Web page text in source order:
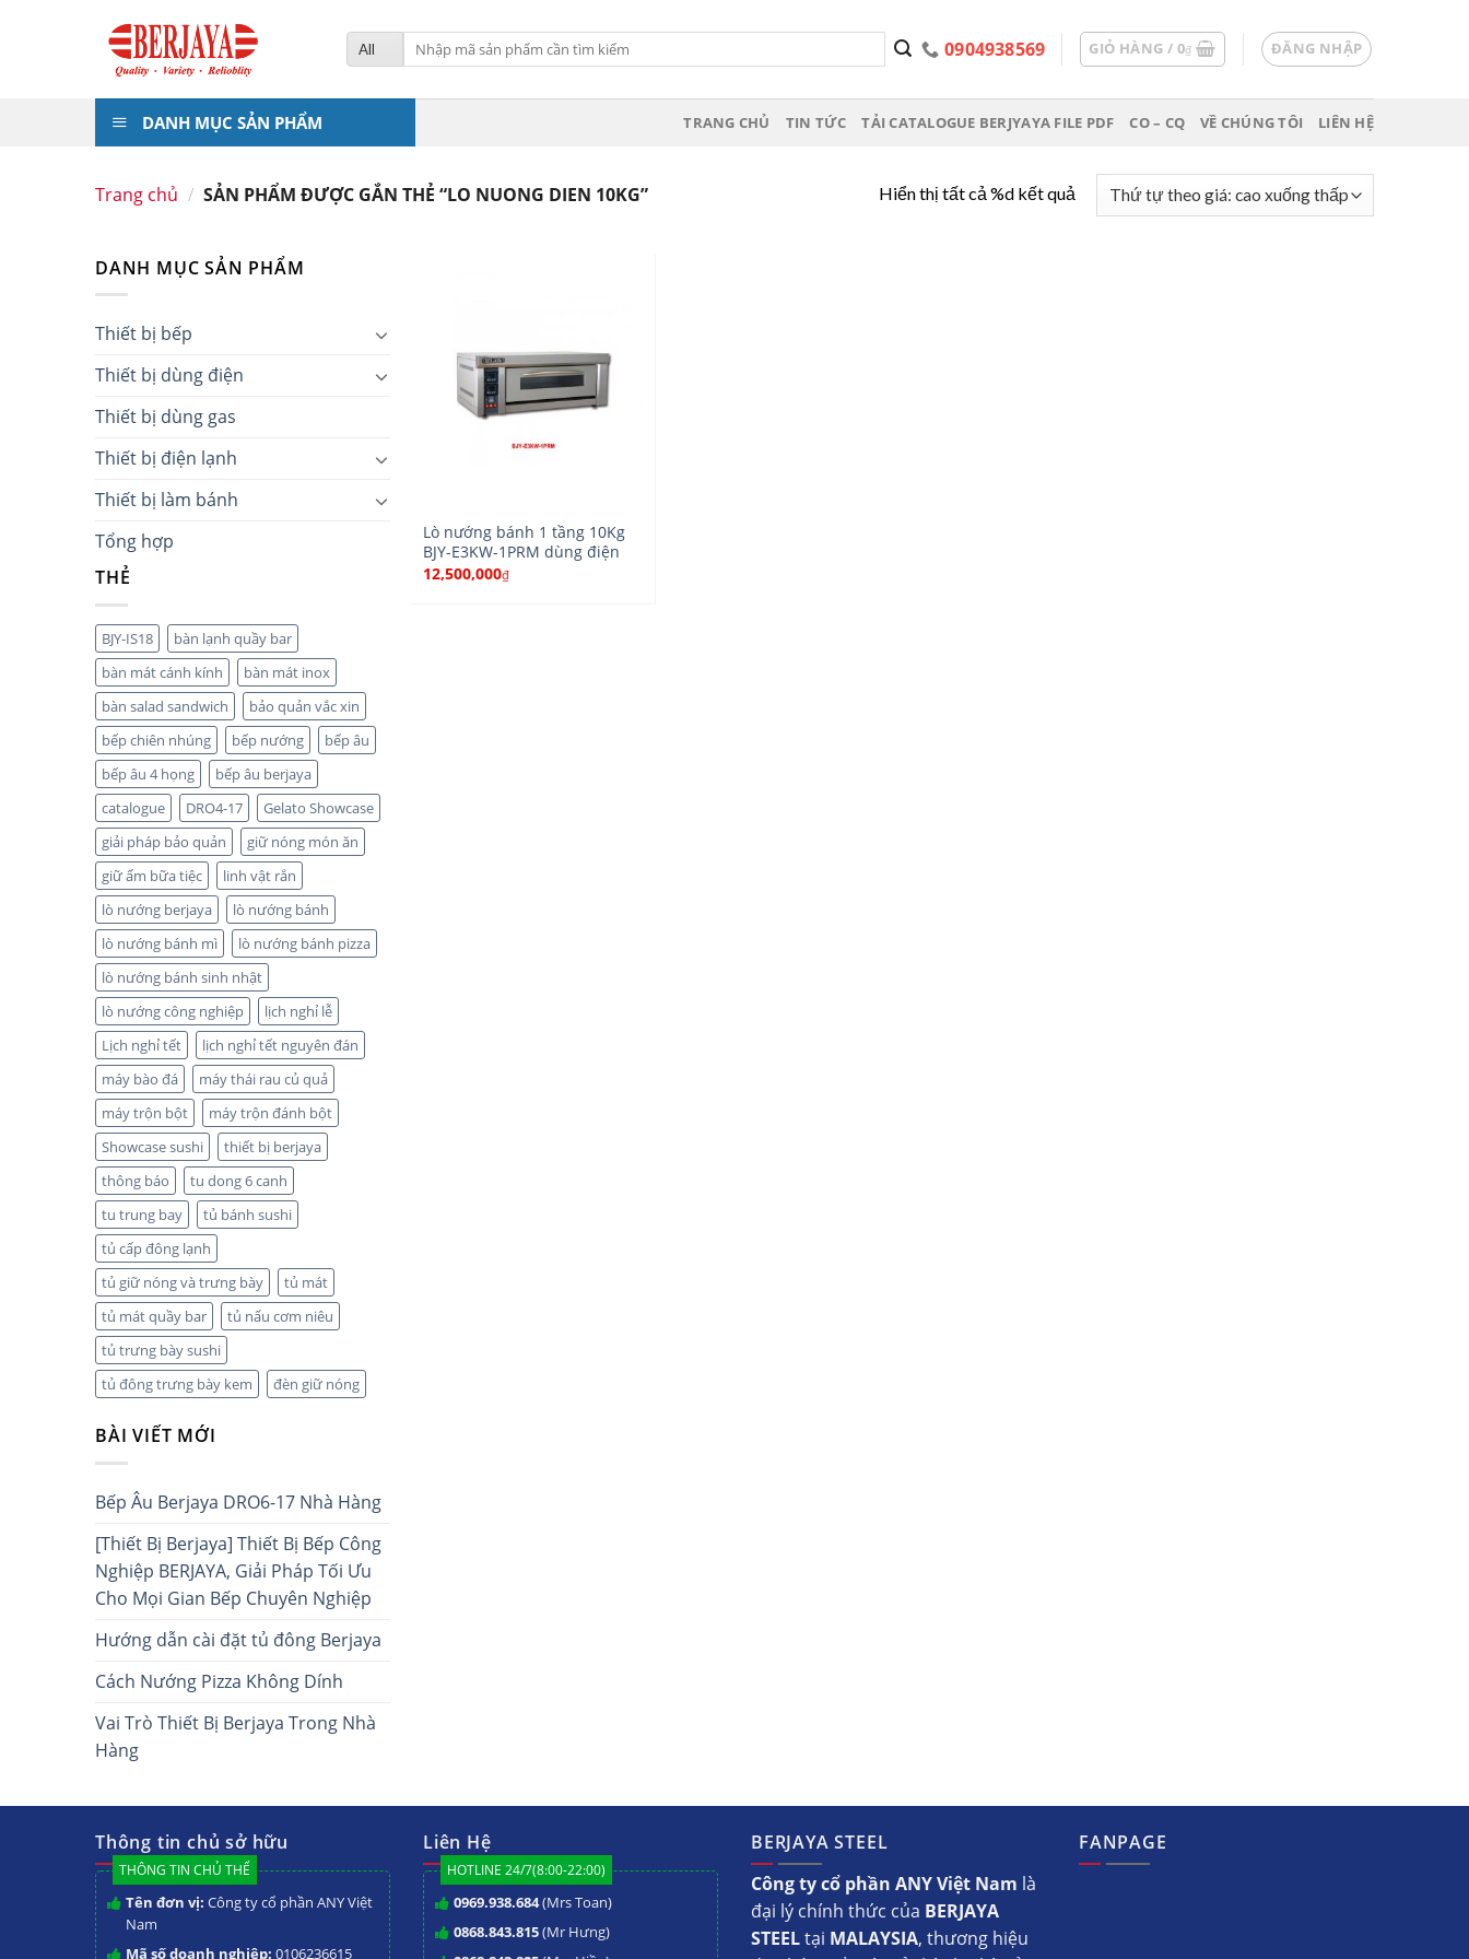
Tìm
kiếm:
0904938569 GIỎ HÀNG / 0₫ ĐĂNG NHẬP
DANH MỤC SẢN PHẨM TRANG CHỦ TIN TỨC TẢI CATALOGUE BERJYAYA FILE PDF CO – CQ VỀ CHÚNG TÔI LIÊN HỆ
Trang chủ / SẢN PHẨM ĐƯỢC GẮN THẺ “LO NUONG DIEN 10KG” Hiển thị tất cả %d kết quả
DANH MỤC SẢN PHẨM
Thiết bị bếp
Thiết bị dùng điện
Thiết bị dùng gas
Thiết bị điện lạnh
Thiết bị làm bánh
Tổng hợp
THẺ
BJY-IS18
bàn lạnh quầy bar
bàn mát cánh kính
bàn mát inox
bàn salad sandwich
bảo quản vắc xin
bếp chiên nhúng
bếp nướng
bếp âu
bếp âu 4 họng
bếp âu berjaya
catalogue
DRO4-17
Gelato Showcase
giải pháp bảo quản
giữ nóng món ăn
giữ ấm bữa tiệc
linh vật rắn
lò nướng berjaya
lò nướng bánh
lò nướng bánh mì
lò nướng bánh pizza
lò nướng bánh sinh nhật
lò nướng công nghiệp
lịch nghỉ lễ
Lịch nghỉ tết
lịch nghỉ tết nguyên đán
máy bào đá
máy thái rau củ quả
máy trộn bột
máy trộn đánh bột
Showcase sushi
thiết bị berjaya
thông báo
tu dong 6 canh
tu trung bay
tủ bánh sushi
tủ cấp đông lạnh
tủ giữ nóng và trưng bày
tủ mát
tủ mát quầy bar
tủ nấu cơm niêu
tủ trưng bày sushi
tủ đông trưng bày kem
đèn giữ nóng
BÀI VIẾT MỚI
Bếp Âu Berjaya DRO6-17 Nhà Hàng
[Thiết Bị Berjaya] Thiết Bị Bếp Công
Nghiệp BERJAYA, Giải Pháp Tối Ưu
Cho Mọi Gian Bếp Chuyên Nghiệp
Hướng dẫn cài đặt tủ đông Berjaya
Cách Nướng Pizza Không Dính
Vai Trò Thiết Bị Berjaya Trong Nhà
Hàng
Lò nướng bánh 1 tầng 10Kg
BJY-E3KW-1PRM dùng điện
12,500,000₫
Thông tin chủ sở hữu
THÔNG TIN CHỦ THỂ
Tên đơn vị: Công ty cổ phần ANY Việt
Nam
Mã số doanh nghiệp: 0106236615
Liên Hệ
HOTLINE 24/7(8:00-22:00)
0969.938.684(Mrs Toan)
0868.843.815(Mr Hưng)
BERJAYA STEEL
Công ty cổ phần ANY Việt Nam là
đại lý chính thức của BERJAYA
STEELtại MALAYSIA, thương hiệu
FANPAGE